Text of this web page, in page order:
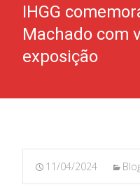
IHGG
Machado com
exposição
11/04/2024